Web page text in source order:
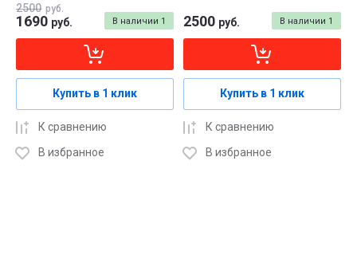
В наличии 1
2500 руб.
1690 руб.
Купить в 1 клик
К сравнению
В избранное
В наличии 1
2500 руб.
Купить в 1 клик
К сравнению
В избранное